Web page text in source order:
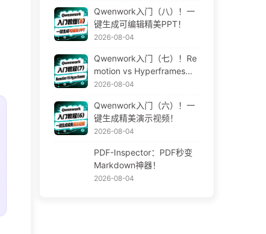
Qwenwork入门（八）！一
键生成可编辑精美PPT！
2026-08-04
Qwenwork入门（七）！Re
motion vs Hyperframes！A
I视频神器！
2026-08-04
Qwenwork入门（六）！一
键生成精美演示视频！
2026-08-04
PDF-Inspector：PDF秒变
Markdown神器！
2026-08-04